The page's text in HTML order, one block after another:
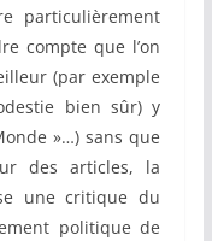
particulièrement
compte que l’on
(par exemple
bien sûr) y
»…) sans que
des articles, la
une critique du
politique de